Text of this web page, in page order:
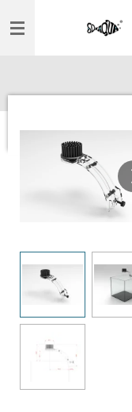
Hauptinhalt